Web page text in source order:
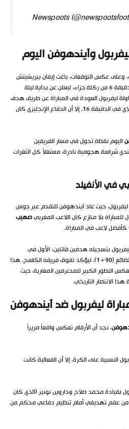
وآيندهوفن اليوم
وعلى عكس التوقعات، باغت إيفان بيريشيتش
أصحاب الأرض بهدف مبكر جداً في الدقيقة 6 من ركلة جزاء، ليعلن عن بداية ليلة
ليفربول العودة في المباراة عن طريق هدف
التعادل الذي سجله دومينيك سوبوسلاي في الدقيقة 16، إلا أن الدفاع الإنجليزي كان
اليوم نقطة تحول في مسار الفريقين
شراسة هجومية نادرة، مستغلاً كل الثغرات
في الأنفيلد
حيث عاد آيندهوفن للتقدم عبر جوس
صهيب
بتسجيله هدفين قاتلين؛ الأول في
الدقيقة 73، والثاني في الوقت بدل الضائع (90+1)، ليؤكد تفوق فريقه الكاسح. هذا
التطور الكبير للمحترفين المغاربة، حيث
الانتصار التاريخي.
ليفربول ضد آيندهوفن
، نجد أن الأرقام تعكس واقعاً مريراً
النسبية على الكرة، إلا أن الفعالية كانت
بقيادة محمد صلاح وداروين نونيز (الذي كان
عقم تهديفي أمام تنظيم دفاعي محكم من